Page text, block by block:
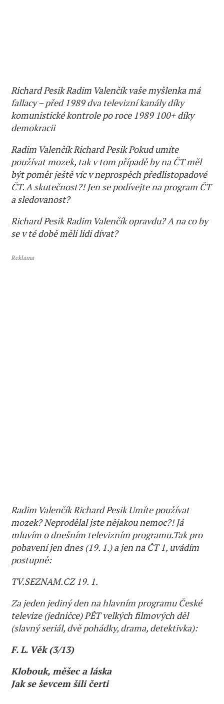
Richard Pesik Radim Valenčík vaše myšlenka má
fallacy – před 1989 dva televizní kanály díky
komunistické kontrole po roce 1989 100+ díky
demokracii
Radim Valenčík Richard Pesik Pokud umíte
používat mozek, tak v tom případě by na ČT měl
být poměr ještě víc v neprospěch předlistopadové
ČT. A skutečnost?! Jen se podívejte na program ČT
a sledovanost?
Richard Pesik Radim Valenčík opravdu? A na co by
se v té době měli lidi dívat?
Reklama
Radim Valenčík Richard Pesik Umíte používat
mozek? Neprodělal jste nějakou nemoc?! Já
mluvím o dnešním televizním programu.Tak pro
pobavení jen dnes (19. 1.) a jen na ČT 1, uvádím
postupně:
TV.SEZNAM.CZ 19. 1.
Za jeden jediný den na hlavním programu České
televize (jedničce) PĚT velkých filmových děl
(slavný seriál, dvě pohádky, drama, detektivka):
F. L. Věk (3/13)
Klobouk, měšec a láska
Jak se ševcem šili čerti